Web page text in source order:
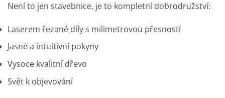
Není to jen stavebnice, je to kompletní dobrodružství:
Laserem řezané díly s milimetrovou přesností
Jasné a intuitivní pokyny
Vysoce kvalitní dřevo
Svět k objevování